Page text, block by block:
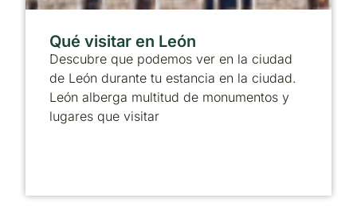
Qué visitar en León
Descubre que podemos ver en la ciudad
de León durante tu estancia en la ciudad.
León alberga multitud de monumentos y
lugares que visitar